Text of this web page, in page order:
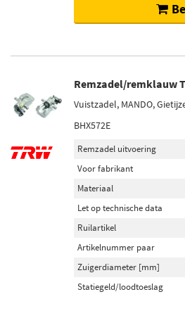
Remzadel/remklauw
Vuistzadel, MANDO,
BHX572E
Remzadel uitvoering
Voor fabrikant
Materiaal
Let op technische data
Ruilartikel
Artikelnummer paar
Zuigerdiameter [mm]
Statiegeld/loodtoeslag